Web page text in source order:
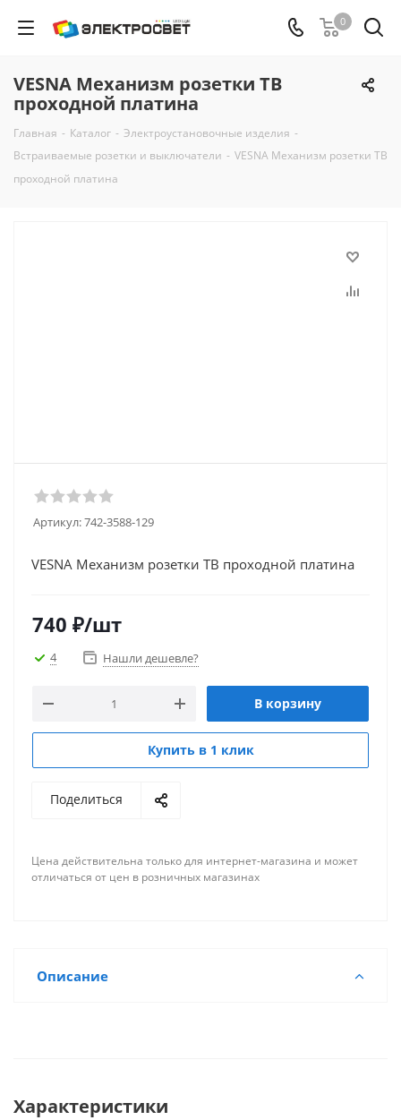
0
VESNA Механизм розетки ТВ
проходной платина
Главная - Каталог - Электроустановочные изделия -
Встраиваемые розетки и выключатели - VESNA Механизм розетки ТВ
проходной платина
Артикул:742-3588-129
VESNA Механизм розетки ТВ проходной платина
740 ₽/шт
4 Нашли дешевле?
В корзину
Купить в 1 клик
Поделиться
Цена действительна только для интернет-магазина и может
отличаться от цен в розничных магазинах
Описание
Характеристики